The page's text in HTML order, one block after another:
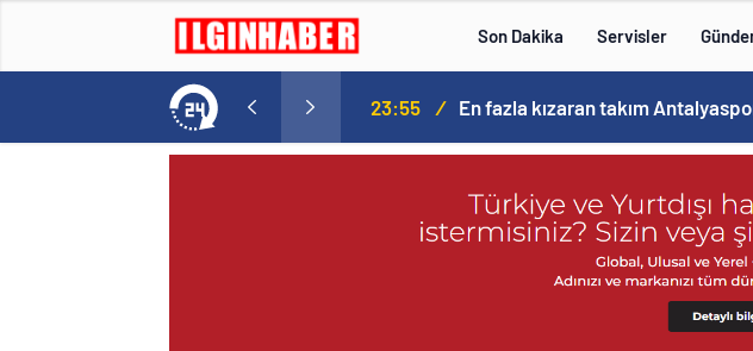
Son Dakika Servisler
Senato buz gibi… 23:55 / En fazla kızaran takım